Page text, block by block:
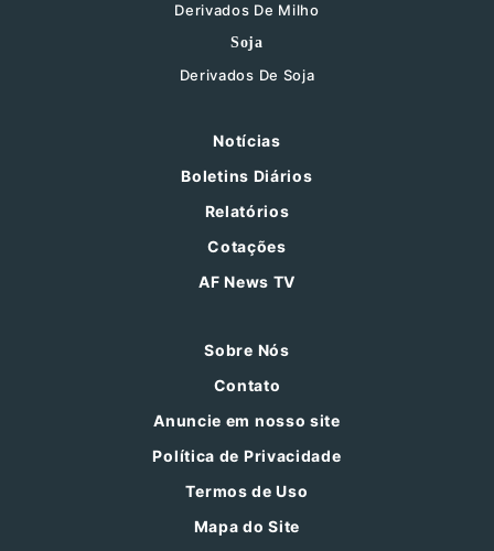
Derivados De Milho
Soja
Derivados De Soja
Notícias
Boletins Diários
Relatórios
Cotações
AF News TV
Sobre Nós
Contato
Anuncie em nosso site
Política de Privacidade
Termos de Uso
Mapa do Site